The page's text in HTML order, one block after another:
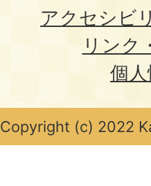
アクセシビ
リンク
個
Copyright (c) 2022